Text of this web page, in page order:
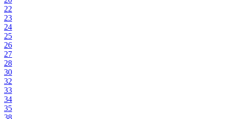
22
23
24
25
26
27
28
30
32
33
34
35
38